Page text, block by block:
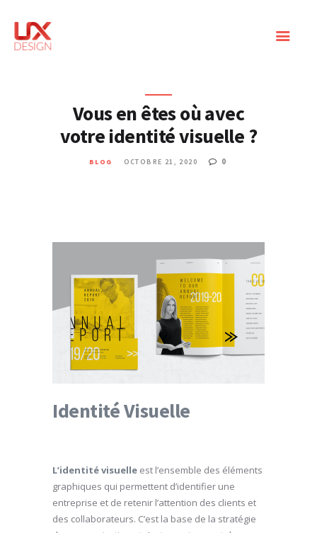
Vous en êtes où avec
votre identité visuelle ?
BLOG OCTOBRE 21, 2020 0
SITES WEB
MARKETING DIGITAL
COMMUNITY
Identité Visuelle
L’identité visuelle est l’ensemble des éléments
graphiques qui permettent d’identifier une
entreprise et de retenir l’attention des clients et
des collaborateurs. C’est la base de la stratégie